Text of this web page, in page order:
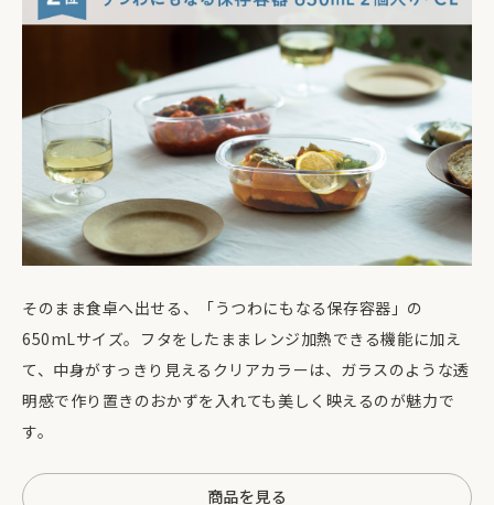
そのまま食卓へ出せる、「うつわにもなる保存容器」の
650mLサイズ。フタをしたままレンジ加熱できる機能に加え
て、中身がすっきり見えるクリアカラーは、ガラスのような透
明感で作り置きのおかずを入れても美しく映えるのが魅力で
す。
商品を見る